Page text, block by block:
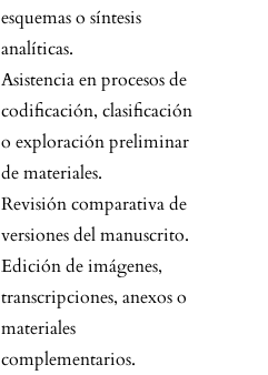
esquemas o síntesis
analíticas.
Asistencia en procesos de
codificación, clasificación
o exploración preliminar
de materiales.
Revisión comparativa de
versiones del manuscrito.
Edición de imágenes,
transcripciones, anexos o
materiales
complementarios.